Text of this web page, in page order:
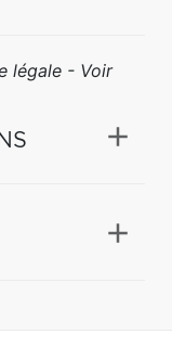
légale - Voir